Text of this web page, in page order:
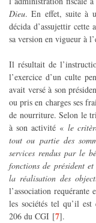
Dieu. En effet, suite à
décida d’assujettir
sa version en vigueur à
Il résultait de
l’exercice d’un culte
avait versé à son
ou pris en charges ses
de nourriture. Selon le
à son activité « le
tout ou partie des
services rendus par le
fonctions de président et
la réalisation des
l’association requérante
les sociétés tel qu’il
206 du CGI [7].